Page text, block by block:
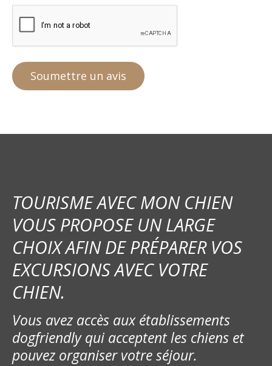
TOURISME AVEC MON CHIEN
VOUS PROPOSE UN LARGE
CHOIX AFIN DE PRÉPARER VOS
EXCURSIONS AVEC VOTRE
CHIEN.
Vous avez accès aux établissements
dogfriendly qui acceptent les chiens et
pouvez organiser votre séjour.